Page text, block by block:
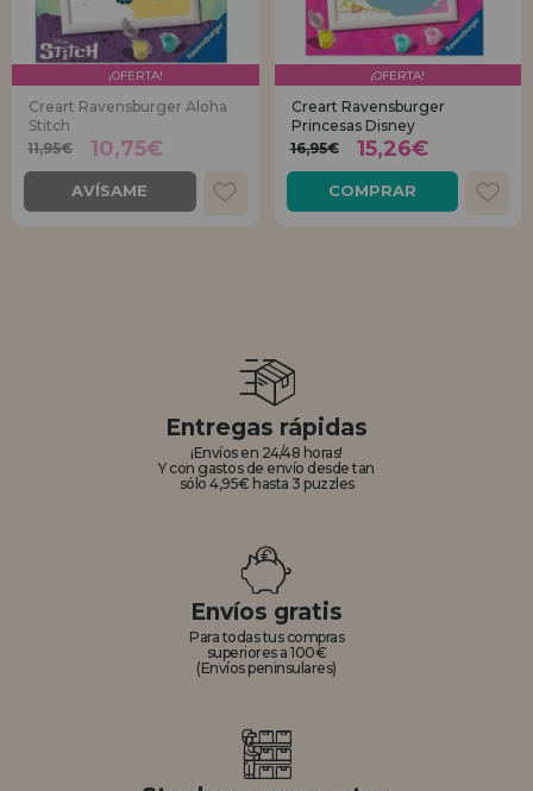
¡OFERTA!
Creart Ravensburger Aloha
Stitch
11,95€
10,75€
AVÍSAME
¡OFERTA!
Creart Ravensburger
Princesas Disney
16,95€
15,26€
COMPRAR
Entregas rápidas
¡Envíos en 24/48 horas!
Y con gastos de envío desde tan
sólo 4,95€ hasta 3 puzzles
Envíos gratis
Para todas tus compras
superiores a 100€
(Envíos peninsulares)